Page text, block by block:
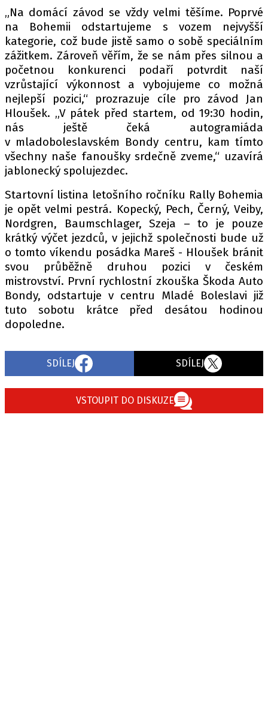
„Na domácí závod se vždy velmi těšíme. Poprvé
na Bohemii odstartujeme s vozem nejvyšší
kategorie, což bude jistě samo o sobě speciálním
zážitkem. Zároveň věřím, že se nám přes silnou a
početnou konkurenci podaří potvrdit naší
vzrůstající výkonnost a vybojujeme co možná
nejlepší pozici,“ prozrazuje cíle pro závod Jan
Hloušek. „V pátek před startem, od 19:30 hodin,
nás ještě čeká autogramiáda
v mladoboleslavském Bondy centru, kam tímto
všechny naše fanoušky srdečně zveme,“ uzavírá
jablonecký spolujezdec.
Startovní listina letošního ročníku Rally Bohemia
je opět velmi pestrá. Kopecký, Pech, Černý, Veiby,
Nordgren, Baumschlager, Szeja – to je pouze
krátký výčet jezdců, v jejichž společnosti bude už
o tomto víkendu posádka Mareš - Hloušek bránit
svou průběžně druhou pozici v českém
mistrovství. První rychlostní zkouška Škoda Auto
Bondy, odstartuje v centru Mladé Boleslavi již
tuto sobotu krátce před desátou hodinou
dopoledne.
SDÍLEJ SDÍLEJ
VSTOUPIT DO DISKUZE